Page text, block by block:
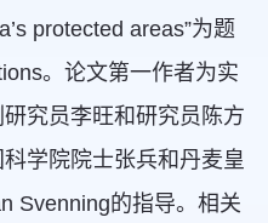
protected areas”为题
。论文第一作者为实
究员李旺和研究员陈方
学院院士张兵和丹麦皇
Svenning的指导。相关